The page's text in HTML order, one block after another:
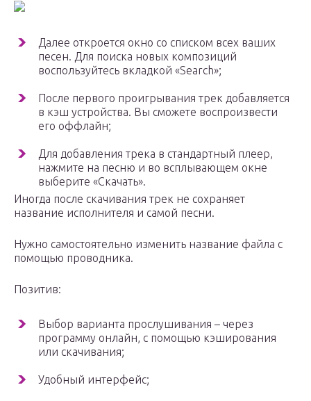
Далее откроется окно со списком всех ваших
песен. Для поиска новых композиций
воспользуйтесь вкладкой «Search»;
После первого проигрывания трек добавляется
в кэш устройства. Вы сможете воспроизвести
его оффлайн;
Для добавления трека в стандартный плеер,
нажмите на песню и во всплывающем окне
выберите «Скачать».
Иногда после скачивания трек не сохраняет
название исполнителя и самой песни.
Нужно самостоятельно изменить название файла с
помощью проводника.
Позитив:
Выбор варианта прослушивания – через
программу онлайн, с помощью кэширования
или скачивания;
Удобный интерфейс;